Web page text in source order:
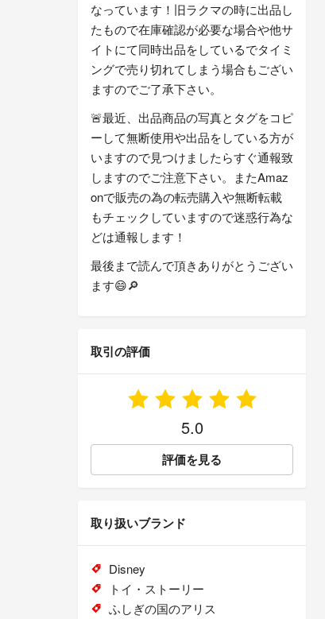
なっています！旧ラクマの時に出品し
たもので在庫確認が必要な場合や他サ
イトにて同時出品をしているでタイミ
ングで売り切れてしまう場合もござい
ますのでご了承下さい。
🚨最近、出品商品の写真とタグをコピ
ーして無断使用や出品をしている方が
いますので見つけましたらすぐ通報致
しますのでご注意下さい。またAmaz
onで販売の為の転売購入や無断転載
もチェックしていますので迷惑行為な
どは通報します！
最後まで読んで頂きありがとうござい
ます😄🔎
取引の評価
5.0
評価を見る
取り扱いブランド
Disney
トイ・ストーリー
ふしぎの国のアリス